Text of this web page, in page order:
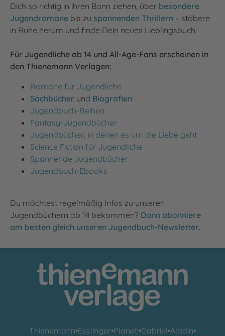
Dich so richtig in ihren Bann ziehen, über besondere
Jugendromane bis zu spannenden Thrillern – stöbere
in Ruhe herum und finde Dein neues Lieblingsbuch!
Für Jugendliche ab 14 und All-Age-Fans erscheinen in
den Thienemann Verlagen:
Romane für Jugendliche
Sachbücher und Biografien
Jugendbuch-Reihen
Fantasy-Jugendbücher
Jugendbücher, in denen es um die Liebe geht
Science Fiction für Jugendliche
Spannende Jugendbücher
Jugendbuch-Ebooks
Du möchtest regelmäßig Infos zu unseren
Jugendbüchern ab 14 bekommen? Dann abonniere
am besten gleich unseren Jugendbuch-Newsletter.
Thienemann•Esslinger•Planet!•Gabriel•Aladin•